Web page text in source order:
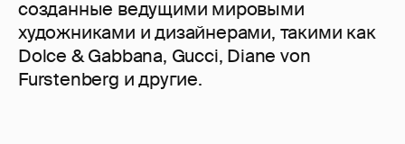
созданные ведущими мировыми
художниками и дизайнерами, такими как
Dolce & Gabbana, Gucci, Diane von
Furstenberg и другие.